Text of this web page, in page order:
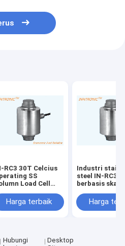
RC3 30T Celcius
SS
Load Cell
untuk
truk tol
Harga terbaik
Industri
steel IN-RC3
berbasis
dengan tahan
IP68
Harga
Hubungi
Desktop